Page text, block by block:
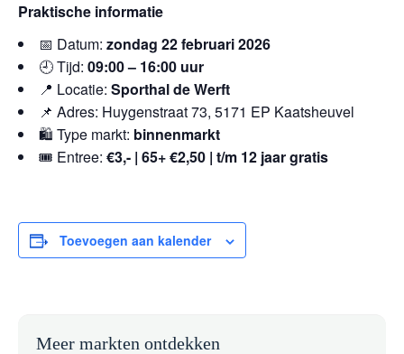
Praktische informatie
📅 Datum: zondag 22 februari 2026
🕘 Tijd: 09:00 – 16:00 uur
📍 Locatie: Sporthal de Werft
📌 Adres: Huygenstraat 73, 5171 EP Kaatsheuvel
🛍️ Type markt: binnenmarkt
🎟️ Entree: €3,- | 65+ €2,50 | t/m 12 jaar gratis
Toevoegen aan kalender
Meer markten ontdekken